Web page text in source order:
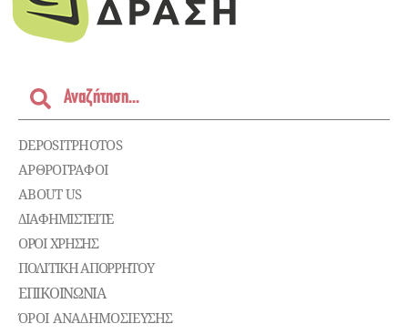
DEPOSITPHOTOS
ΑΡΘΡΟΓΡΑΦΟΙ
ABOUT US
ΔΙΑΦΗΜΙΣΤΕΊΤΕ
ΌΡΟΙ ΧΡΉΣΗΣ
ΠΟΛΙΤΙΚΉ ΑΠΟΡΡΉΤΟΥ
ΕΠΙΚΟΙΝΩΝΊΑ
ΌΡΟΙ ΑΝΑΔΗΜΟΣΙΕΥΣΗΣ